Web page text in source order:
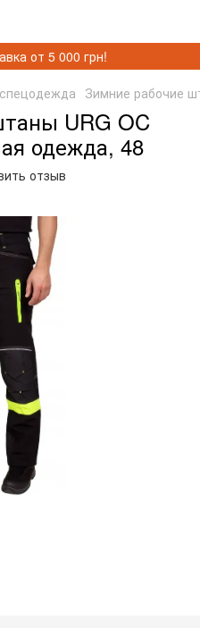
от 5 000 грн!
Зимние рабочие
URG OC
одежда, 48
отзыв